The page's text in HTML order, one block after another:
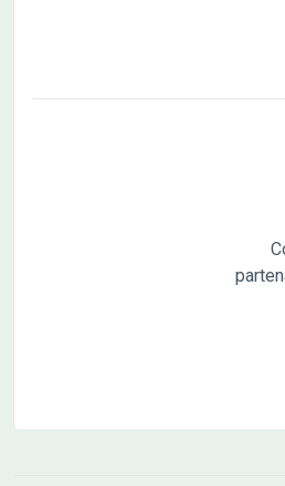
vendu viabilisé, libre de
Vente directe par l'aménageur,